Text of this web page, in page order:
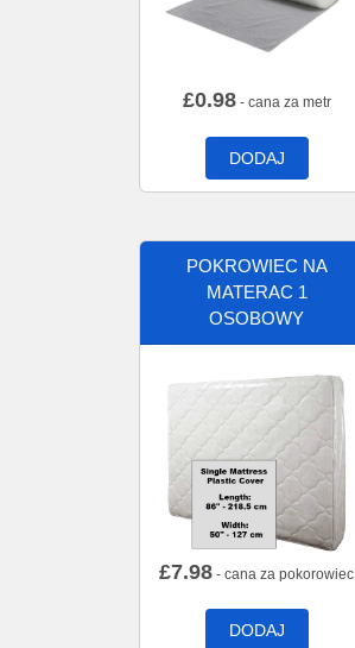
£0.98- cana za metr
DODAJ
POKROWIEC NA
MATERAC 1
OSOBOWY
£7.98 - cana za pokorowiec
DODAJ